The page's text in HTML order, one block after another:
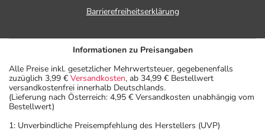
Barrierefreiheitserklärung
Informationen zu Preisangaben
Alle Preise inkl. gesetzlicher Mehrwertsteuer, gegebenenfalls
zuzüglich 3,99 € Versandkosten, ab 34,99 € Bestellwert
versandkostenfrei innerhalb Deutschlands.
(Lieferung nach Österreich: 4,95 € Versandkosten unabhängig vom
Bestellwert)
1: Unverbindliche Preisempfehlung des Herstellers (UVP)